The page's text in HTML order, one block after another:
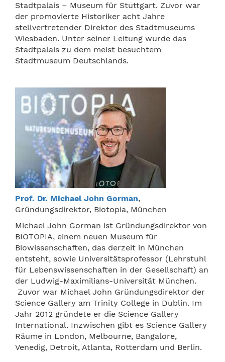
Stadtpalais – Museum für Stuttgart. Zuvor war
der promovierte Historiker acht Jahre
stellvertretender Direktor des Stadtmuseums
Wiesbaden. Unter seiner Leitung wurde das
Stadtpalais zu dem meist besuchtem
Stadtmuseum Deutschlands.
Prof. Dr. Michael John Gorman,
Gründungsdirektor, Biotopia, München
Michael John Gorman ist Gründungsdirektor von
BIOTOPIA, einem neuen Museum für
Biowissenschaften, das derzeit in München
entsteht, sowie Universitätsprofessor (Lehrstuhl
für Lebenswissenschaften in der Gesellschaft) an
der Ludwig-Maximilians-Universität München.
Zuvor war Michael John Gründungsdirektor der
Science Gallery am Trinity College in Dublin. Im
Jahr 2012 gründete er die Science Gallery
International. Inzwischen gibt es Science Gallery
Räume in London, Melbourne, Bangalore,
Venedig, Detroit, Atlanta, Rotterdam und Berlin.